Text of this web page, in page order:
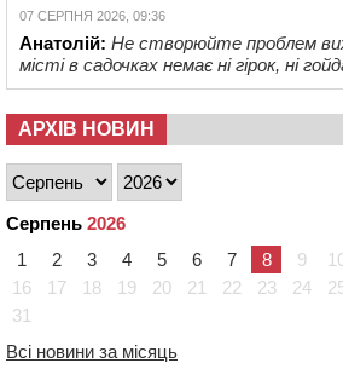
07 СЕРПНЯ 2026, 09:36
Анатолій: Не створюйте проблем
місті в садочках немає ні гірок, ні
АРХІВ НОВИН
Серпень 2026
1
2 3 4 5 6 7 8 9
16
17 18 19 20 21 22 23 24
31
Всі новини за місяць